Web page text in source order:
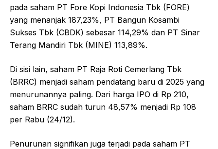
pada saham PT Fore Kopi Indonesia Tbk (FORE)
yang menanjak 187,23%, PT Bangun Kosambi
Sukses Tbk (CBDK) sebesar 114,29% dan PT Sinar
Terang Mandiri Tbk (MINE) 113,89%.
Di sisi lain, saham PT Raja Roti Cemerlang Tbk
(BRRC) menjadi saham pendatang baru di 2025 yang
menurunannya paling. Dari harga IPO di Rp 210,
saham BRRC sudah turun 48,57% menjadi Rp 108
per Rabu (24/12).
Penurunan signifikan juga terjadi pada saham PT